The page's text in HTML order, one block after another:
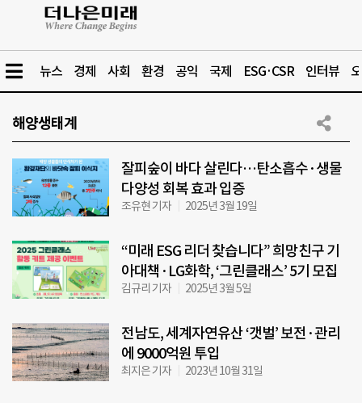
뉴스 경제 사회 환경 공익 국제 ESG·CSR 인터뷰
해양생태계
잘피숲이 바다 살린다…탄소흡수·생물
다양성 회복 효과 입증
조유현 기자 2025년 3월 19일
“미래 ESG 리더 찾습니다” 희망친구 기
아대책·LG화학, ‘그린클래스’ 5기 모집
김규리 기자 2025년 3월 5일
전남도, 세계자연유산 ‘갯벌’ 보전·관리
에 9000억원 투입
최지은 기자 2023년 10월 31일